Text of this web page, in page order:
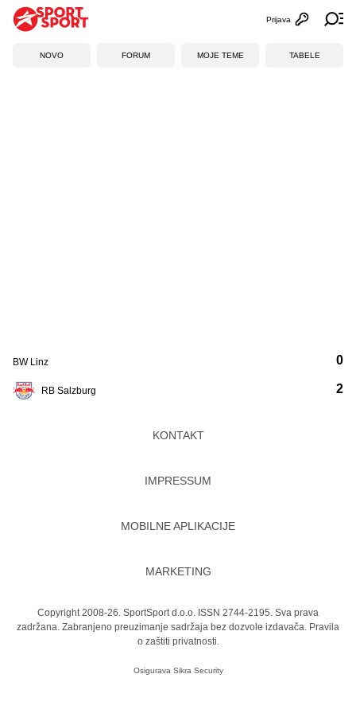
Otvori
Prijava
NOVO FORUM MOJE TEME TABELE
BW Linz
RB Salzburg
0
2
KONTAKT
IMPRESSUM
MOBILNE APLIKACIJE
MARKETING
Copyright 2008-26. SportSport d.o.o. ISSN 2744-2195. Sva prava
zadržana. Zabranjeno preuzimanje sadržaja bez dozvole izdavača. Pravila
o zaštiti privatnosti.
Osigurava Sikra Security